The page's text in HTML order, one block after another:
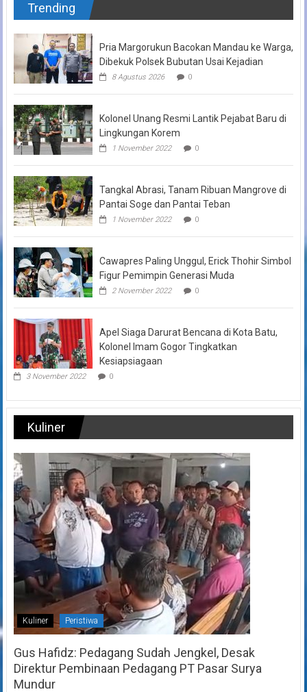
Trending
Pria Margorukun Bacokan Mandau ke Warga,
Dibekuk Polsek Bubutan Usai Kejadian
8 Agustus 2026 0
Kolonel Unang Resmi Lantik Pejabat Baru di
Lingkungan Korem
1 November 2022 0
Tangkal Abrasi, Tanam Ribuan Mangrove di
Pantai Soge dan Pantai Teban
1 November 2022 0
Cawapres Paling Unggul, Erick Thohir Simbol
Figur Pemimpin Generasi Muda
2 November 2022 0
Apel Siaga Darurat Bencana di Kota Batu,
Kolonel Imam Gogor Tingkatkan
Kesiapsiagaan
3 November 2022 0
Kuliner
Kuliner Peristiwa
Gus Hafidz: Pedagang Sudah Jengkel, Desak
Direktur Pembinaan Pedagang PT Pasar Surya
Mundur